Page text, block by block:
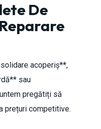
De
acoperiș**,
sau
pregătiți să
prețuri competitive.